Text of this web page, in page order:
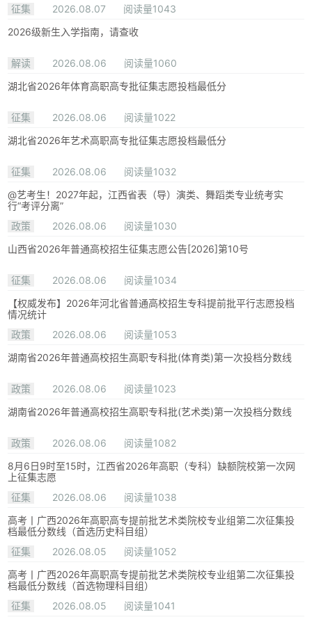
征集
2026.08.07
阅读量1043
2026级新生入学指南，请查收
解读 2026.08.06
阅读量1060
湖北省2026年体育高职高专批征集志愿投档最低分
征集 2026.08.06
阅读量1022
湖北省2026年艺术高职高专批征集志愿投档最低分
征集 2026.08.06
阅读量1032
@艺考生！2027年起，江西省表（导）演类、舞蹈类专业统考实
行“考评分离”
政策
2026.08.06
阅读量1030
山西省2026年普通高校招生征集志愿公告[2026]第10号
征集 2026.08.06
阅读量1034
【权威发布】2026年河北省普通高校招生专科提前批平行志愿投档
情况统计
政策
2026.08.06
阅读量1053
湖南省2026年普通高校招生高职专科批(体育类)第一次投档分数线
政策 2026.08.06
阅读量1023
湖南省2026年普通高校招生高职专科批(艺术类)第一次投档分数线
政策 2026.08.06
阅读量1082
8月6日9时至15时，江西省2026年高职（专科）缺额院校第一次网
上征集志愿
征集
2026.08.06
阅读量1038
高考丨广西2026年高职高专提前批艺术类院校专业组第二次征集投
档最低分数线（首选历史科目组）
征集
2026.08.05
阅读量1052
高考丨广西2026年高职高专提前批艺术类院校专业组第二次征集投
档最低分数线（首选物理科目组）
征集
2026.08.05
阅读量1041